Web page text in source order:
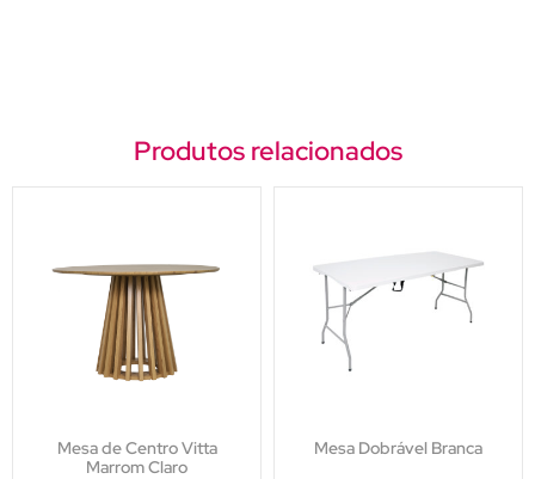
Produtos relacionados
Mesa de Centro Vitta
Marrom Claro
Mesa Dobrável Branca